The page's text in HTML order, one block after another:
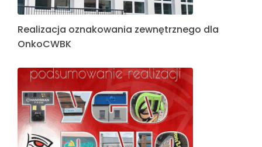
Realizacja oznakowania zewnętrznego dla
OnkoCWBK